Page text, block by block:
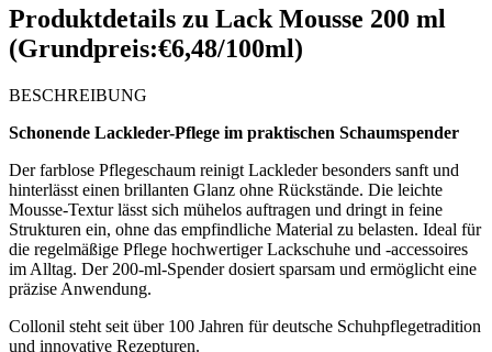
Produktdetails zu Lack Mousse 200 ml
(Grundpreis:€6,48/100ml)
BESCHREIBUNG
Schonende Lackleder-Pflege im praktischen Schaumspender
Der farblose Pflegeschaum reinigt Lackleder besonders sanft und
hinterlässt einen brillanten Glanz ohne Rückstände. Die leichte
Mousse-Textur lässt sich mühelos auftragen und dringt in feine
Strukturen ein, ohne das empfindliche Material zu belasten. Ideal für
die regelmäßige Pflege hochwertiger Lackschuhe und -accessoires
im Alltag. Der 200-ml-Spender dosiert sparsam und ermöglicht eine
präzise Anwendung.
Collonil steht seit über 100 Jahren für deutsche Schuhpflegetradition
und innovative Rezepturen.